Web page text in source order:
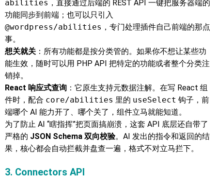
abilities ，直接通过后端的 REST API 一键把服务器端的
功能同步到前端；也可以只引入
@wordpress/abilities ，专门处理插件自己前端的那点
事。
想关就关 ：所有功能都是按分类管的。如果你不想让某些功
能生效，随时可以用 PHP API 把特定的功能或者整个分类注
销掉。
React 响应式查询 ：它原生支持元数据注解。在写 React 组
件时，配合 core/abilities 里的 useSelect 钩子，前
端哪个 AI 能力开了、哪个关了，组件立马就能知道。
为了防止 AI “瞎指挥”把页面搞崩溃，这套 API 底层还自带了
严格的 JSON Schema 双向校验。AI 发出的指令和返回的结
果，核心都会自动拦截并盘查一遍，格式不对立马拦下。
3. Connectors API